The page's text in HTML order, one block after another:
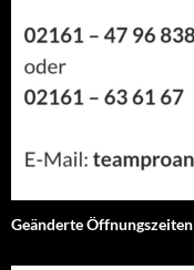
Geänderte Öffnungszeiten